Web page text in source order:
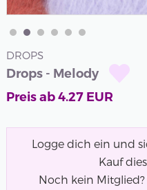
DROPS
Drops - Melody
Preis ab4.27EUR
Logge dich ein und
Kauf
Noch kein Mitglied?